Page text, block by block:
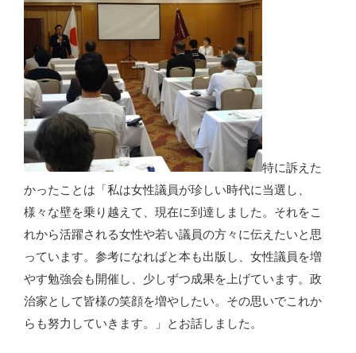
特に訴えた
かったことは「私は女性議員が珍しい時代に当選し、
様々な壁を乗り越えて、現在に到達しました。それをこ
れから活躍される女性や若い議員の方々に伝えたいと思
っています。参考になればと本も出版し、女性議員を増
やす勉強会も開催し、少しずつ成果を上げています。政
治家として皆様の笑顔を増やしたい。その思いでこれか
らも努力していきます。」とお話しました。